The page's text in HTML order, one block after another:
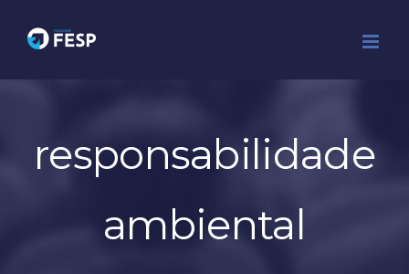
para
conteúdo
responsabilidade
ambiental